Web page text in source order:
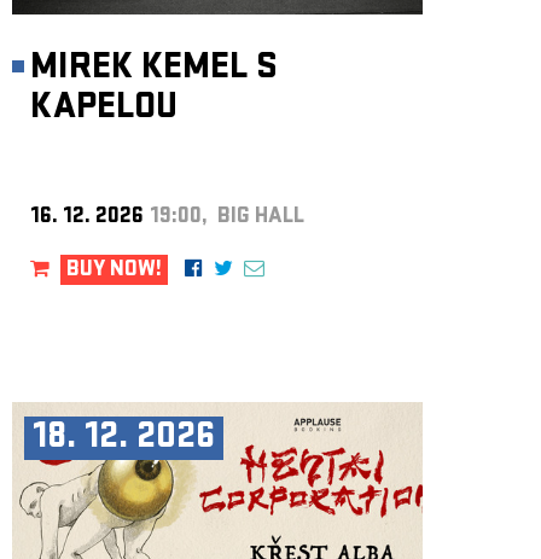
MIREK KEMEL S
KAPELOU
16. 12. 2026 19:00, BIG HALL
BUY NOW!
18. 12. 2026